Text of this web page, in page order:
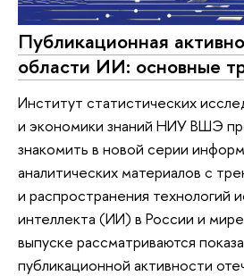
Публикационная
области ИИ: основные
Институт статистических
и экономики знаний НИУ ВШЭ
знакомить в новой серии
аналитических материалов с
и распространения технологий
интеллекта (ИИ) в России и
выпуске рассматриваются
публикационной активности